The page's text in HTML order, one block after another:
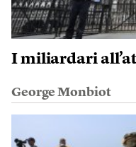
I miliardari
George Monbiot